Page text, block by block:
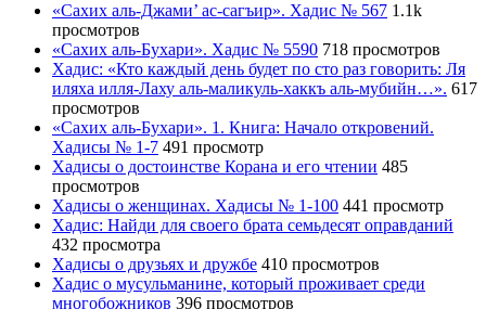
«Сахих аль-Джами’ ас-сагъир». Хадис № 567 1.1k
просмотров
«Сахих аль-Бухари». Хадис № 5590 718 просмотров
Хадис: «Кто каждый день будет по сто раз говорить: Ля
иляха илля-Лаху аль-маликуль-хаккъ аль-мубийн…». 617
просмотров
«Сахих аль-Бухари». 1. Книга: Начало откровений.
Хадисы № 1-7 491 просмотр
Хадисы о достоинстве Корана и его чтении 485
просмотров
Хадисы о женщинах. Хадисы № 1-100 441 просмотр
Хадис: Найди для своего брата семьдесят оправданий
432 просмотра
Хадисы о друзьях и дружбе 410 просмотров
Хадис о мусульманине, который проживает среди
многобожников 396 просмотров